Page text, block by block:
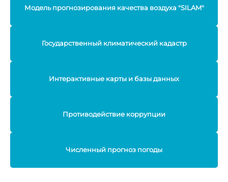
Модель прогнозирования качества воздуха "SILAM"
Государственный климатический кадастр
Интерактивные карты и базы данных
Противодействие коррупции
Численный прогноз погоды